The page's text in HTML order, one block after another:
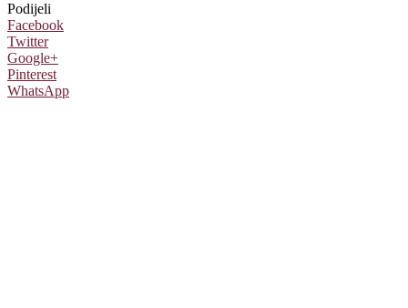
Podijeli
Facebook
Twitter
Google+
Pinterest
WhatsApp